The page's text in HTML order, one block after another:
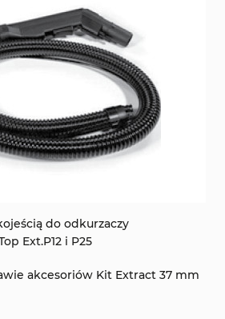
do odkurzaczy
Ext.P12 i P25
akcesoriów Kit Extract 37 mm